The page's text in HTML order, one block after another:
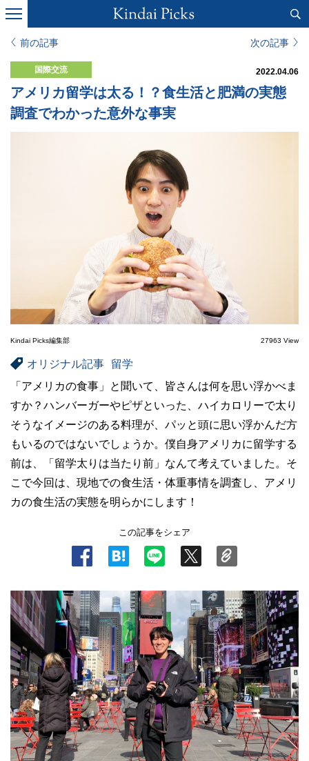
前の記事 次の記事
国際交流 2022.04.06
アメリカ留学は太る！？食生活と肥満の実態
調査でわかった意外な事実
Kindai Picks編集部 27963 View
オリジナル記事
留学
「アメリカの食事」と聞いて、皆さんは何を思い浮かべま
すか？ハンバーガーやピザといった、ハイカロリーで太り
そうなイメージのある料理が、パッと頭に思い浮かんだ方
もいるのではないでしょうか。僕自身アメリカに留学する
前は、「留学太りは当たり前」なんて考えていました。そ
こで今回は、現地での食生活・体重事情を調査し、アメリ
カの食生活の実態を明らかにします！
この記事をシェア